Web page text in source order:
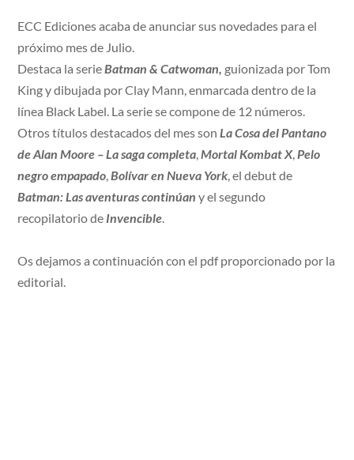
ECC Ediciones acaba de anunciar sus novedades para el
próximo mes de Julio.
Destaca la serieBatman & Catwoman, guionizada por Tom
King y dibujada por Clay Mann, enmarcada dentro de la
línea Black Label. La serie se compone de 12 números.
Otros títulos destacados del mes sonLa Cosa del Pantano
de Alan Moore – La saga completa,Mortal Kombat X,Pelo
negro empapado,Bolívar en Nueva York, el debut de
Batman: Las aventuras continúan y el segundo
recopilatorio de Invencible.
Os dejamos a continuación con el pdf proporcionado por la
editorial.